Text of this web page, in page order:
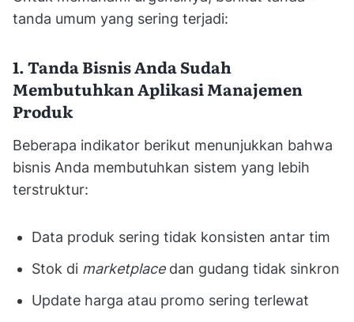
tanda umum yang sering terjadi:
1. Tanda Bisnis Anda Sudah
Membutuhkan Aplikasi Manajemen
Produk
Beberapa indikator berikut menunjukkan bahwa
bisnis Anda membutuhkan sistem yang lebih
terstruktur:
Data produk sering tidak konsisten antar tim
Stok di marketplace dan gudang tidak sinkron
Update harga atau promo sering terlewat